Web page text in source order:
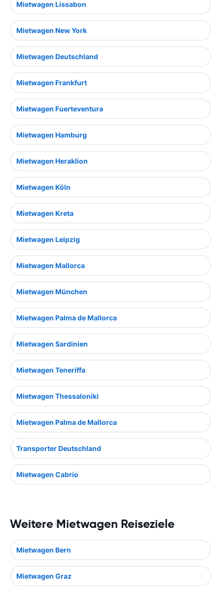
Mietwagen Lissabon
Mietwagen New York
Mietwagen Deutschland
Mietwagen Frankfurt
Mietwagen Fuerteventura
Mietwagen Hamburg
Mietwagen Heraklion
Mietwagen Köln
Mietwagen Kreta
Mietwagen Leipzig
Mietwagen Mallorca
Mietwagen München
Mietwagen Palma de Mallorca
Mietwagen Sardinien
Mietwagen Teneriffa
Mietwagen Thessaloniki
Mietwagen Palma de Mallorca
Transporter Deutschland
Mietwagen Cabrio
Weitere Mietwagen Reiseziele
Mietwagen Bern
Mietwagen Graz